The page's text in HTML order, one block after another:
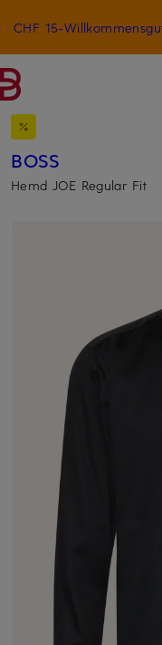
ZUM HAUPTINHALT
CHF 15-
BOSS
Hemd JOE Regular Fit